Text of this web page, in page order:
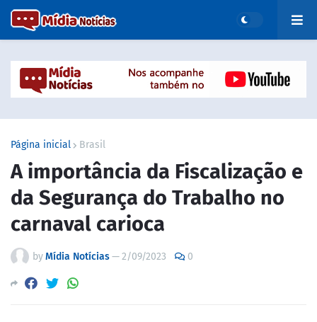
Página inicial Brasil
A importância da Fiscalização e
da Segurança do Trabalho no
carnaval carioca
byMídia Notícias—2/09/2023 0